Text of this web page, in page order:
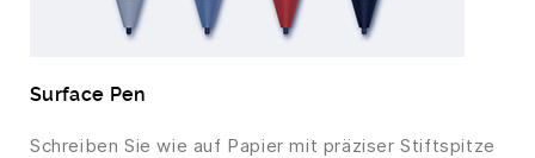
Surface Pen
Schreiben Sie wie auf Papier mit präziser Stiftspitze